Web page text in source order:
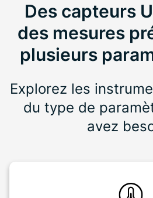
Des capteurs
des mesures
plusieurs
Explorez les
du type de
avez